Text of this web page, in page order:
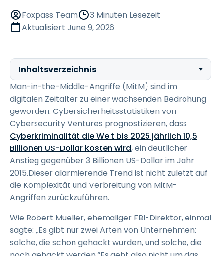
Foxpass Team
3 Minuten Lesezeit
Aktualisiert June 9, 2026
Inhaltsverzeichnis
Man-in-the-Middle-Angriffe (MitM) sind im
digitalen Zeitalter zu einer wachsenden Bedrohung
geworden. Cybersicherheitsstatistiken von
Cybersecurity Ventures prognostizieren, dass
Cyberkriminalität die Welt bis 2025 jährlich 10,5
Billionen US-Dollar kosten wird, ein deutlicher
Anstieg gegenüber 3 Billionen US-Dollar im Jahr
2015.Dieser alarmierende Trend ist nicht zuletzt auf
die Komplexität und Verbreitung von MitM-
Angriffen zurückzuführen.
Wie Robert Mueller, ehemaliger FBI-Direktor, einmal
sagte: „Es gibt nur zwei Arten von Unternehmen:
solche, die schon gehackt wurden, und solche, die